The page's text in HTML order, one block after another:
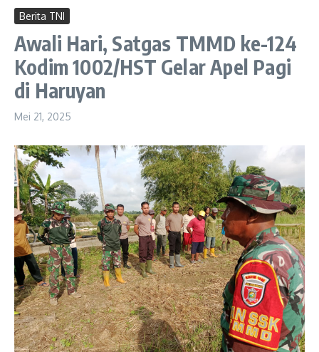
Berita TNI
Awali Hari, Satgas TMMD ke-124
Kodim 1002/HST Gelar Apel Pagi
di Haruyan
Mei 21, 2025